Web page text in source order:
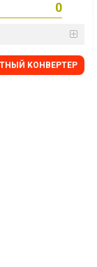
KОНВЕРТЕР